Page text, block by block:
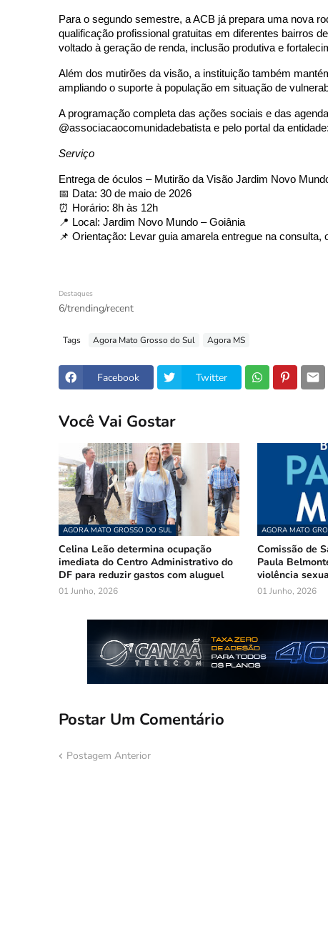
Para o segundo semestre, a ACB já prepara uma nova
qualificação profissional gratuitas em diferentes bairros
voltado à geração de renda, inclusão produtiva e
Além dos mutirões da visão, a instituição também
ampliando o suporte à população em situação de
A programação completa das ações sociais e das
@associacaocomunidadebatista e pelo portal da entidade:
Serviço
Entrega de óculos – Mutirão da Visão Jardim Novo
📅 Data: 30 de maio de 2026
⏰ Horário: 8h às 12h
📍 Local: Jardim Novo Mundo – Goiânia
📌 Orientação: Levar guia amarela entregue na consulta,
Destaques
6/trending/recent
Tags Agora Mato Grosso do Sul Agora MS
Facebook Twitter
Você Vai Gostar
AGORA MATO GROSSO DO SUL
Celina Leão determina ocupação
imediata do Centro Administrativo do
DF para reduzir gastos com aluguel
01 Junho, 2026
AGORA MATO
Comissão de
Paula
violência
01 Junho, 2026
Postar Um Comentário
Postagem Anterior